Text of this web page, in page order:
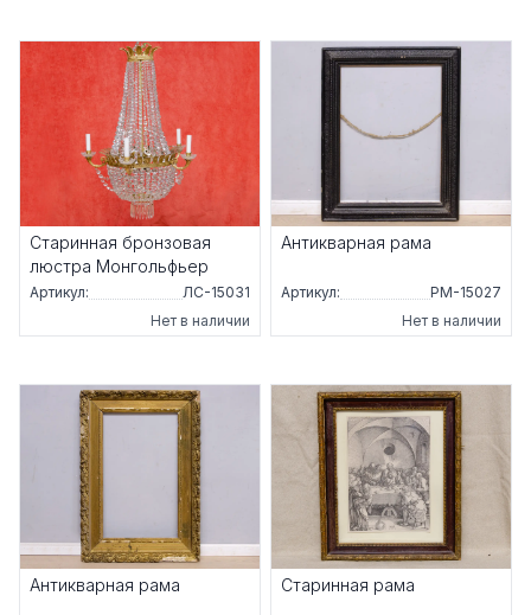
Старинная бронзовая
люстра Монгольфьер
Артикул:
ЛС-15031
Нет в наличии
Антикварная рама
Артикул:
РМ-15027
Нет в наличии
Антикварная рама Старинная рама